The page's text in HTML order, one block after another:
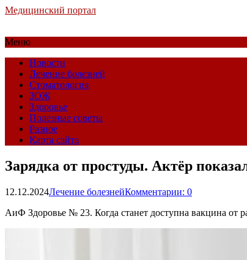
Медицинский портал
Меню
Новости
Лечение болезней
Стоматология
ЗОЖ
Здоровье
Полезные советы
Разное
Карта сайта
Зарядка от простуды. Актёр
12.12.2024Лечение болезнейКомментарии: 0
АиФ Здоровье № 23. Когда станет доступна вакцина от